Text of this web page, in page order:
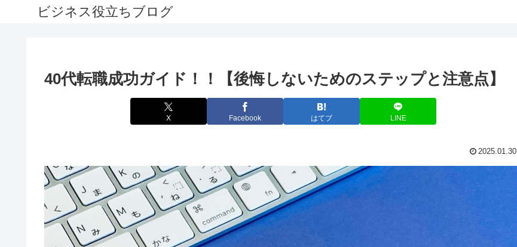
ビジネス役立ちブログ
40代転職成功ガイド！！【後悔しないためのステップと注意点】
X Facebook はてブ LINE
2025.01.30